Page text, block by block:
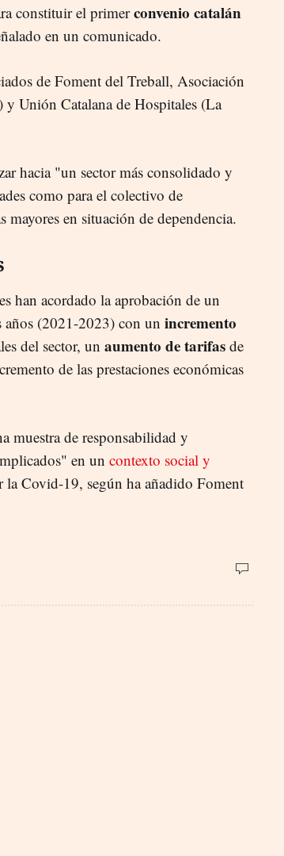
constituir el primerconvenio catalán
en un comunicado.
de Foment del Treball, Asociación
y Unión Catalana de Hospitales (La
hacia "un sector más consolidado y
como para el colectivo de
mayores en situación de dependencia.
han acordado la aprobación de un
años (2021-2023) con un incremento
del sector, un aumento de tarifas de
de las prestaciones económicas
muestra de responsabilidad y
en un contexto social y
la Covid-19, según ha añadido Foment